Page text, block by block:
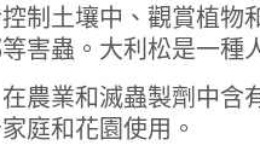
制土壤中、觀賞植
害蟲。大利松是一種
農業和滅蟲製劑中含
庭和花園使用。